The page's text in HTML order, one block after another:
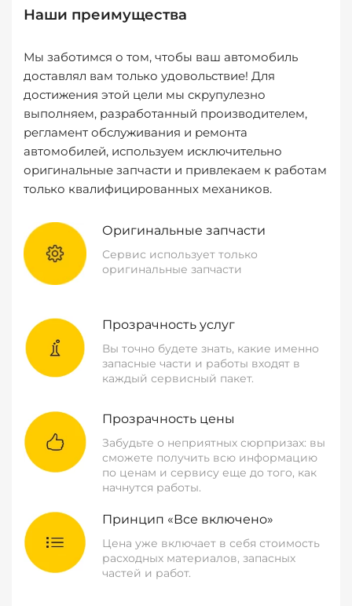
Наши преимущества
Мы заботимся о том, чтобы ваш автомобиль
доставлял вам только удовольствие! Для
достижения этой цели мы скрупулезно
выполняем, разработанный производителем,
регламент обслуживания и ремонта
автомобилей, используем исключительно
оригинальные запчасти и привлекаем к работам
только квалифицированных механиков.
Оригинальные запчасти
Сервис использует только
оригинальные запчасти
Прозрачность услуг
Вы точно будете знать, какие именно
запасные части и работы входят в
каждый сервисный пакет.
Прозрачность цены
Забудьте о неприятных сюрпризах: вы
сможете получить всю информацию
по ценам и сервису еще до того, как
начнутся работы.
Принцип «Все включено»
Цена уже включает в себя стоимость
расходных материалов, запасных
частей и работ.